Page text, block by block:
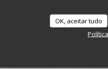
OK, aceitar tudo